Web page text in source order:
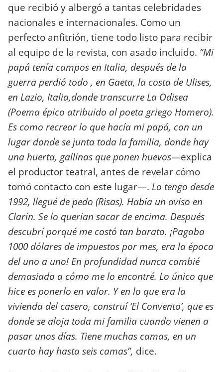
que recibió y albergó a tantas celebridades
nacionales e internacionales. Como un
perfecto anfitrión, tiene todo listo para recibir
al equipo de la revista, con asado incluido. “Mi
papá tenía campos en Italia, después de la
guerra perdió todo , en Gaeta, la costa de Ulises,
en Lazio, Italia,donde transcurre La Odisea
(Poema épico atribuido al poeta griego Homero).
Es como recrear lo que hacía mi papá, con un
lugar donde se junta toda la familia, donde hay
una huerta, gallinas que ponen huevos—explica
el productor teatral, antes de revelar cómo
tomó contacto con este lugar—. Lo tengo desde
1992, llegué de pedo (Risas). Había un aviso en
Clarín. Se lo querían sacar de encima. Después
descubrí porqué me costó tan barato. ¡Pagaba
1000 dólares de impuestos por mes, era la época
del uno a uno! En profundidad nunca cambié
demasiado a cómo me lo encontré. Lo único que
hice es ponerlo en valor. Y en lo que era la
vivienda del casero, construí ‘El Convento’, que es
donde se aloja toda mi familia cuando vienen a
pasar unos días. Tiene muchas camas, en un
cuarto hay hasta seis camas”, dice.